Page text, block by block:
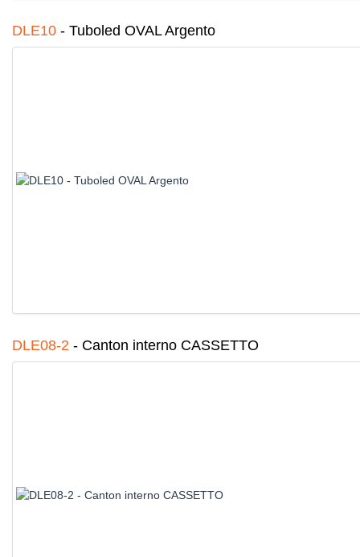
DLE10 - Tuboled OVAL Argento
DLE08-2 - Canton interno CASSETTO